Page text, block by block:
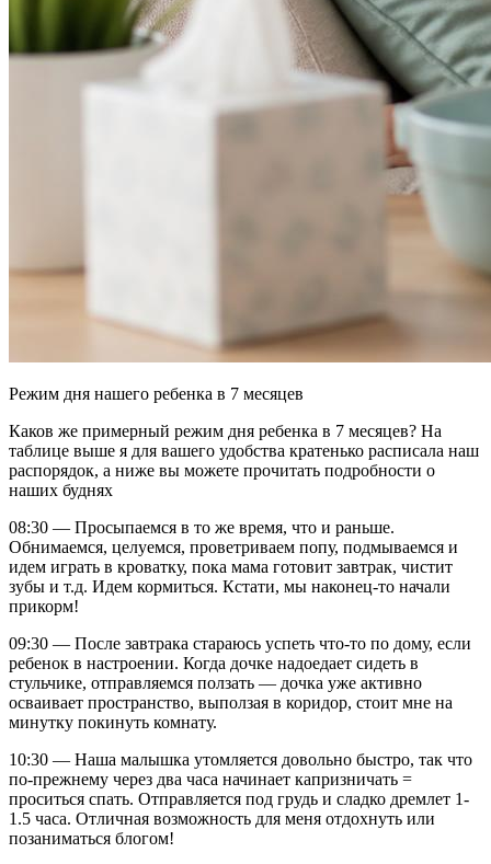
Режим дня нашего ребенка в 7 месяцев
Каков же примерный режим дня ребенка в 7 месяцев? На
таблице выше я для вашего удобства кратенько расписала наш
распорядок, а ниже вы можете прочитать подробности о
наших буднях
08:30 — Просыпаемся в то же время, что и раньше.
Обнимаемся, целуемся, проветриваем попу, подмываемся и
идем играть в кроватку, пока мама готовит завтрак, чистит
зубы и т.д. Идем кормиться. Кстати, мы наконец-то начали
прикорм!
09:30 — После завтрака стараюсь успеть что-то по дому, если
ребенок в настроении. Когда дочке надоедает сидеть в
стульчике, отправляемся ползать — дочка уже активно
осваивает пространство, выползая в коридор, стоит мне на
минутку покинуть комнату.
10:30 — Наша малышка утомляется довольно быстро, так что
по-прежнему через два часа начинает капризничать =
проситься спать. Отправляется под грудь и сладко дремлет 1-
1.5 часа. Отличная возможность для меня отдохнуть или
позаниматься блогом!